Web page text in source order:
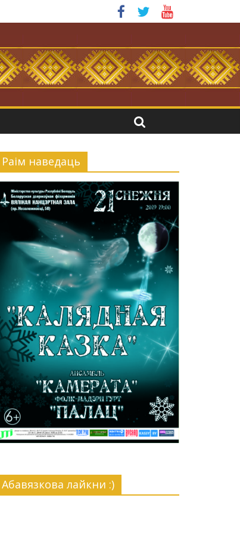
Раiм наведаць
Абавязкова лайкни :)